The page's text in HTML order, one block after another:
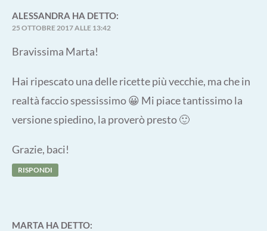
ALESSANDRA HA DETTO:
25 OTTOBRE 2017 ALLE 13:42
Bravissima Marta!
Hai ripescato una delle ricette più vecchie, ma che in
realtà faccio spessissimo 😀 Mi piace tantissimo la
versione spiedino, la proverò presto 🙂
Grazie, baci!
RISPONDI
MARTA HA DETTO: